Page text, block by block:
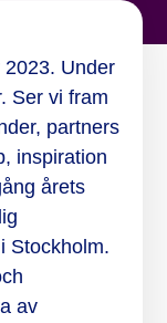
Under
Ser vi fram
partners
inspiration
årets
Stockholm.
av